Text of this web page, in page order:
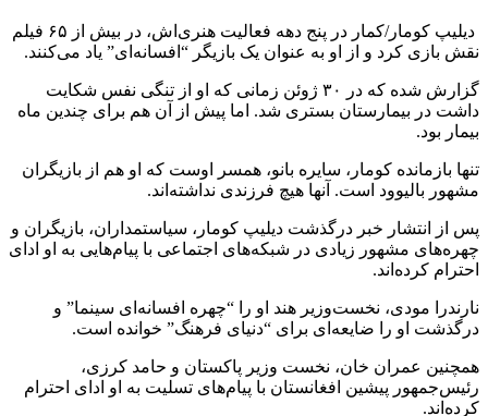
دیلیپ کومار/کمار در پنج دهه فعالیت هنری‌اش، در بیش از ۶۵ فیلم
نقش بازی کرد و از او به عنوان یک بازیگر “افسانه‌ای” یاد می‌کنند.
گزارش شده که در ۳۰ ژوئن زمانی که او از تنگی نفس شکایت
داشت در بیمارستان بستری شد. اما پیش از آن هم برای چندین ماه
بیمار بود.
تنها بازمانده کومار، سایره بانو، همسر اوست که او هم از بازیگران
مشهور بالیوود است. آنها هیچ فرزندی نداشته‌اند.
پس از انتشار خبر درگذشت دیلیپ کومار، سیاستمداران، بازیگران و
چهره‌های مشهور زیادی در شبکه‌های اجتماعی با پیام‌هایی به او ادای
احترام کرده‌اند.
نارندرا مودی، نخست‌وزیر هند او را “چهره افسانه‌ای سینما” و
درگذشت او را ضایعه‌ای برای “دنیای فرهنگ” خوانده‌ است.
همچنین عمران خان، نخست وزیر پاکستان و حامد کرزی،
رئیس‌جمهور پیشین افغانستان با پیام‌های تسلیت به او ادای احترام
کرده‌اند.